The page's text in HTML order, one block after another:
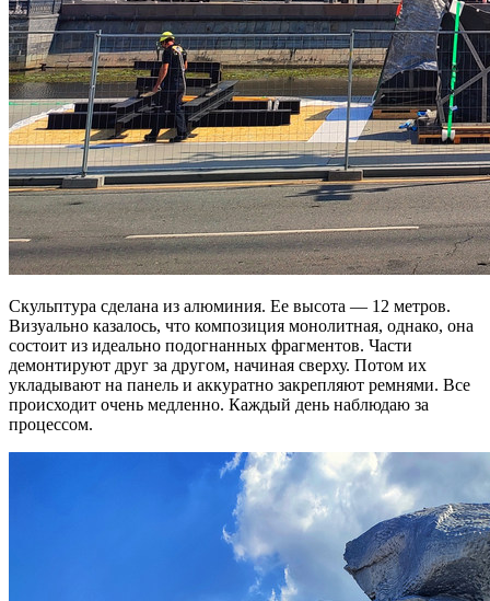
Скульптура сделана из алюминия. Ее высота — 12 метров.
Визуально казалось, что композиция монолитная, однако, она
состоит из идеально подогнанных фрагментов. Части
демонтируют друг за другом, начиная сверху. Потом их
укладывают на панель и аккуратно закрепляют ремнями. Все
происходит очень медленно. Каждый день наблюдаю за
процессом.